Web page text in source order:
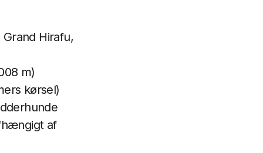
Hirafu,
m)
kørsel)
af